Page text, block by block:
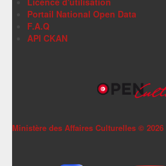
Portail National Open Data
F.A.Q
API CKAN
Ministère des Affaires Culturelles © 2026